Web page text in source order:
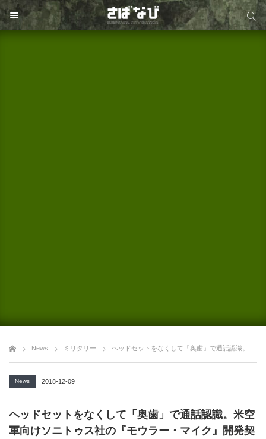
サイト内検索
News ミリタリー ヘッドセットをなくして「奥歯」で通話認識。米空軍向けソニトゥス社の『モウラー・マイク』開発契約が継続に
News 2018-12-09
ヘッドセットをなくして「奥歯」で通話認識。米空
軍向けソニトゥス社の『モウラー・マイク』開発契